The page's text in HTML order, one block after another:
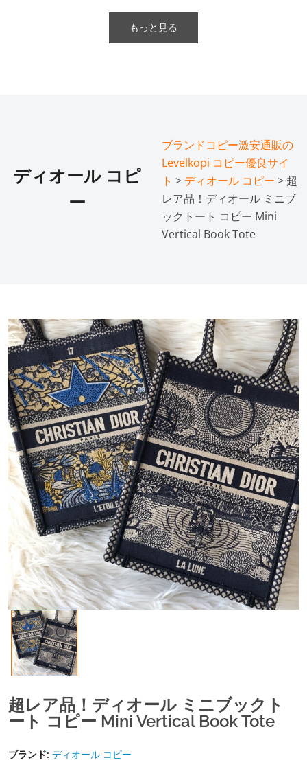
もっと見る
ディオール コピ
ー
ブランドコピー激安通販の
Levelkopi コピー優良サイ
ト > ディオール コピー > 超
レア品！ディオール ミニブ
ックトート コピー Mini
Vertical Book Tote
超レア品！ディオール ミニブックト
ート コピー Mini Vertical Book Tote
ブランド: ディオール コピー